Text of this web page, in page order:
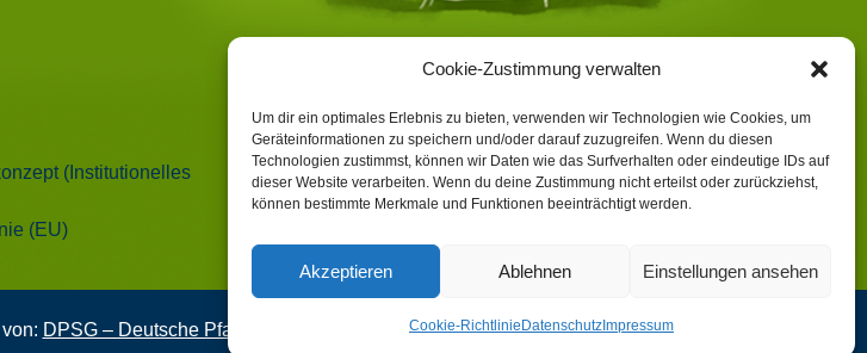
Cookie-Zustimmung verwalten
Um dir ein optimales Erlebnis zu bieten, verwenden wir Technologien wie Cookies, um
Geräteinformationen zu speichern und/oder darauf zuzugreifen. Wenn du diesen
Technologien zustimmst, können wir Daten wie das Surfverhalten oder eindeutige IDs auf
dieser Website verarbeiten. Wenn du deine Zustimmung nicht erteilst oder zurückziehst,
können bestimmte Merkmale und Funktionen beeinträchtigt werden.
Akzeptieren Ablehnen Einstellungen ansehen
Cookie-Richtlinie DatenschutzImpressum
(Institutionelles
(EU)
DPSG – Deutsche Pfadfinderschaft Sankt Georg